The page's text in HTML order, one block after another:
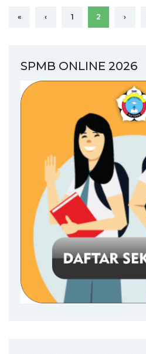
« ‹ 1 2 ›
SPMB ONLINE 2026